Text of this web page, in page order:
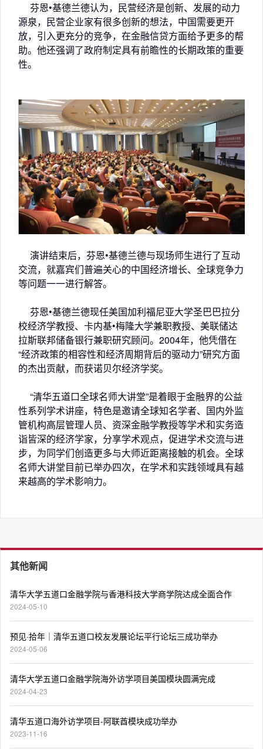
芬恩•基德兰德认为，民营经济是创新、发展的动力
源泉，民营企业家有很多创新的想法，中国需要更开
放，引入更充分的竞争，在金融信贷方面给予更多的帮
助。他还强调了政府制定具有前瞻性的长期政策的重要
性。
演讲结束后，芬恩•基德兰德与现场师生进行了互动
交流，就嘉宾们普遍关心的中国经济增长、全球竞争力
等问题一一进行解答。
芬恩•基德兰德现任美国加利福尼亚大学圣巴巴拉分
校经济学教授、卡内基•梅隆大学兼职教授、美联储达
拉斯联邦储备银行兼职研究顾问。2004年，他凭借在
“经济政策的相容性和经济周期背后的驱动力”研究方面
的杰出贡献，而获诺贝尔经济学奖。
“清华五道口全球名师大讲堂”是着眼于金融界的公益
性系列学术讲座，特色是邀请全球知名学者、国内外监
管机构高层管理人员、资深金融学教授等学术和实务造
诣皆深的经济学家，分享学术观点，促进学术交流与进
步，为同学们创造更多与大师近距离接触的机会。全球
名师大讲堂目前已举办四次，在学术和实践领域具有越
来越高的学术影响力。
其他新闻
清华大学五道口金融学院与香港科技大学商学院达成全面合作
2024-05-10
预见·拾年｜清华五道口校友发展论坛平行论坛三成功举办
2024-05-06
清华大学五道口金融学院海外访学项目美国模块圆满完成
2024-04-23
清华五道口海外访学项目-阿联酋模块成功举办
2023-11-16